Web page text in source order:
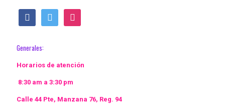
facebook twitter instagram
Generales:
Horarios de atención
8:30 am a 3:30 pm
Calle 44 Pte, Manzana 76, Reg. 94